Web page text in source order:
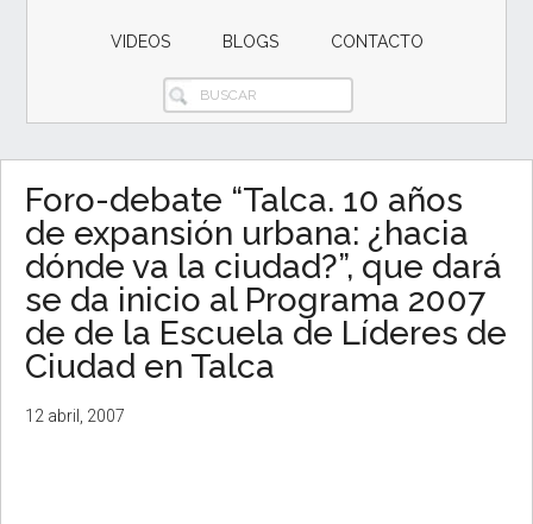
VIDEOS BLOGS CONTACTO
BUSCAR
Foro-debate “Talca. 10 años
de expansión urbana: ¿hacia
dónde va la ciudad?”, que dará
se da inicio al Programa 2007
de de la Escuela de Líderes de
Ciudad en Talca
12 abril, 2007